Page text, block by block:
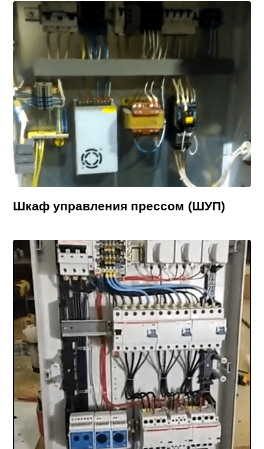
Шкаф управления прессом (ШУП)